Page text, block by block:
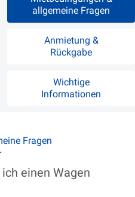
allgemeine Fragen
Anmietung &
Rückgabe
Wichtige
Informationen
Fragen
einen Wagen